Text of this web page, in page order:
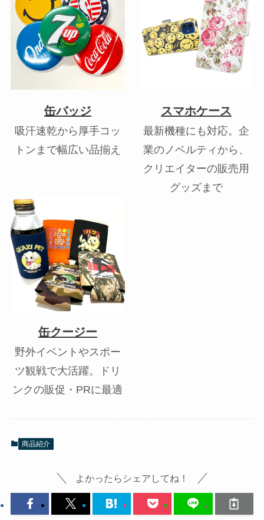
缶バッジ
吸汗速乾から厚手コッ
トンまで幅広い品揃え
スマホケース
最新機種にも対応。企
業のノベルティから、
クリエイターの販売用
グッズまで
缶クージー
野外イベントやスポー
ツ観戦で大活躍。ドリ
ンクの販促・PRに最適
商品紹介
よかったらシェアしてね！